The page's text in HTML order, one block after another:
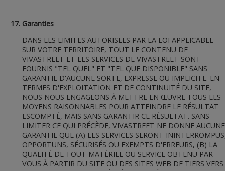
Garanties
DANS LES LIMITES AUTORISEES PAR LA LOI APPLICABLE
SUR VOTRE TERRITOIRE, TOUT LE CONTENU DE
VIVASTREET ET LES SERVICES DE VIVASTREET SONT
FOURNIS "TEL QUEL" ET "TEL QUE DISPONIBLE" SANS
GARANTIE D'AUCUNE SORTE, EXPRESSE OU IMPLICITE. EN
TERMES D'EXPLOITATION ET DE CONTINUITÉ DU SITE,
NOUS NOUS ENGAGEONS À METTRE EN ŒUVRE TOUS LES
MOYENS RAISONNABLES POUR ATTEINDRE LE RÉSULTAT
ESCOMPTÉ, MAIS SANS GARANTIR CE RÉSULTAT. SANS
LIMITER CE QUI PRÉCÈDE, VIVASTREET NE DONNE AUCUNE
GARANTIE QUE (A) LES SERVICES SERONT
OPPORTUNS, SÉCURISÉS OU EXEMPTS D'ERREURS, (B) LA
QUALITÉ DE TOUT MATÉRIEL OU SERVICE OBTENU PAR
VOUS À PARTIR DU SITE OU DES SITES WEB DE TIERS VERS